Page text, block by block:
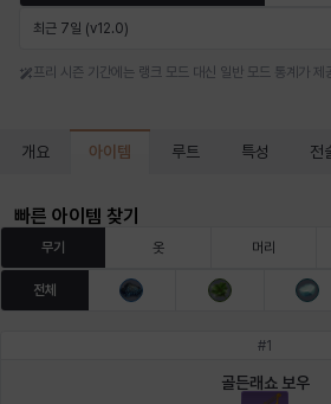
바바라 버니스 블레어
아야 아이솔 아이작 알렉스
에키온 엘레나
최근 7일 (v12.0)
프리 시즌 기간에는 랭크 모드 대신 일반 모드 통계가 제
개요 아이템 루트 특성 전
빠른 아이템 찾기
무기 옷 머리
전체
#1
골든래쇼 보우